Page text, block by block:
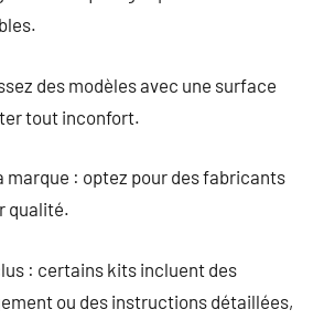
des modèles avec une surface
tout inconfort.
marque : optez pour des fabricants
qualité.
: certains kits incluent des
ou des instructions détaillées,